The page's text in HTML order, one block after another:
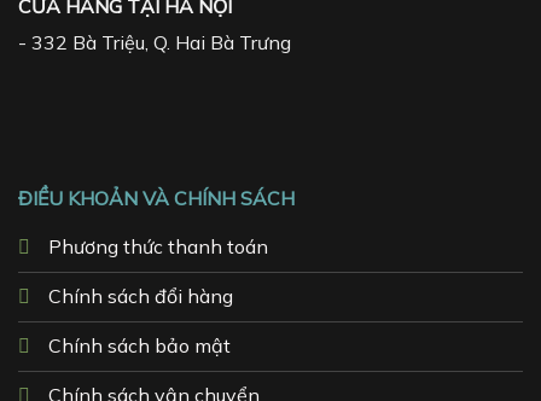
CỬA HÀNG TẠI HÀ NỘI
- 332 Bà Triệu, Q. Hai Bà Trưng
ĐIỀU KHOẢN VÀ CHÍNH SÁCH
Phương thức thanh toán
Chính sách đổi hàng
Chính sách bảo mật
Chính sách vận chuyển